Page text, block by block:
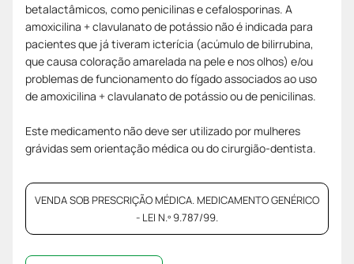
betalactâmicos, como penicilinas e cefalosporinas. A
amoxicilina + clavulanato de potássio não é indicada para
pacientes que já tiveram icterícia (acúmulo de bilirrubina,
que causa coloração amarelada na pele e nos olhos) e/ou
problemas de funcionamento do fígado associados ao uso
de amoxicilina + clavulanato de potássio ou de penicilinas.
Este medicamento não deve ser utilizado por mulheres
grávidas sem orientação médica ou do cirurgião-dentista.
VENDA SOB PRESCRIÇÃO MÉDICA. MEDICAMENTO GENÉRICO
- LEI N.º 9.787/99.